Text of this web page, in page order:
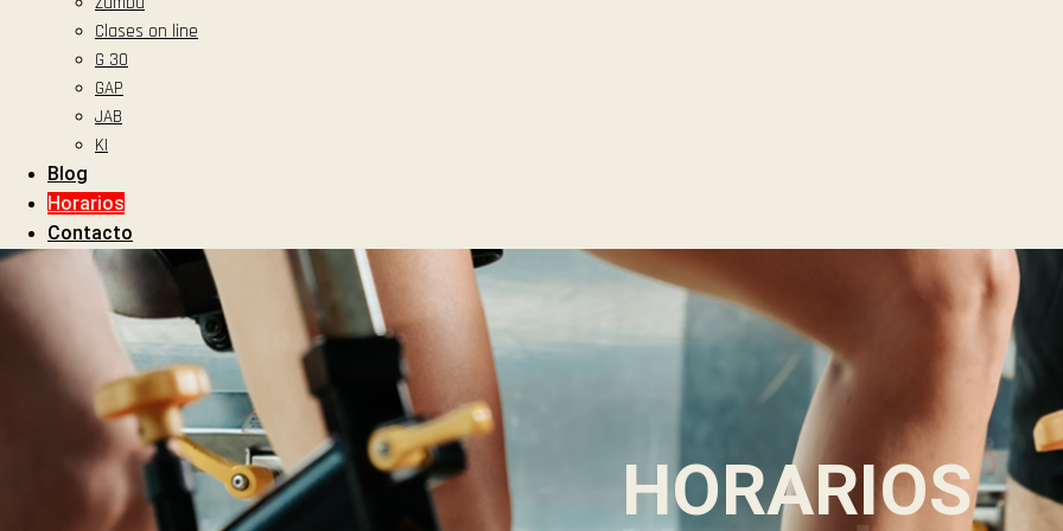
Clases on line
G 30
GAP
JAB
KI
Blog
Horarios
Contacto
HORARIOS
VISITANOS
Belgrano y Minuzzi – Godoy Cruz – Mendoza – Argentina
LLAMANOS
261 6553908
Facebook Instagram Youtube
| Todos los derechos reservados ENERGYM